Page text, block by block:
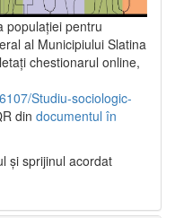
populaţiei pentru
al Municipiului Slatina
chestionarul online,
Studiu-sociologic-
din documentul în
şi sprijinul acordat